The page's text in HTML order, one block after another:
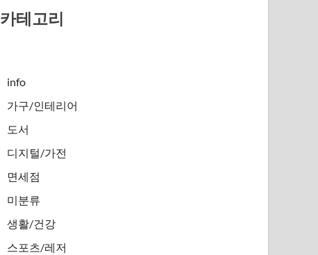
카테고리
info
가구/인테리어
도서
디지털/가전
면세점
미분류
생활/건강
스포츠/레저